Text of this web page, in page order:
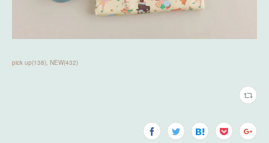
pick up(138) NEW(432)